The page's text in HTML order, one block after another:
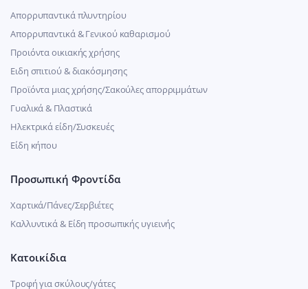
Απορρυπαντικά πλυντηρίου
Απορρυπαντικά & Γενικού καθαρισμού
Προιόντα οικιακής χρήσης
Ειδη σπιτιού & διακόσμησης
Προϊόντα μιας χρήσης/Σακούλες απορριμμάτων
Γυαλικά & Πλαστικά
Ηλεκτρικά είδη/Συσκευές
Είδη κήπου
Προσωπική Φροντίδα
Χαρτικά/Πάνες/Σερβιέτες
Καλλυντικά & Είδη προσωπικής υγιεινής
Κατοικίδια
Τροφή για σκύλους/γάτες